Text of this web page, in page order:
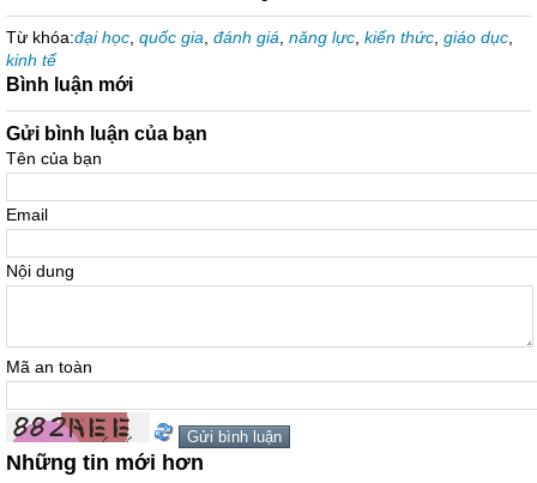
Từ khóa:đại học quốc gia đánh giá năng lực kiến thức giáo dục
kinh tế
Bình luận mới
Gửi bình luận của bạn
Tên của bạn
Email
Nội dung
Mã an toàn
Những tin mới hơn